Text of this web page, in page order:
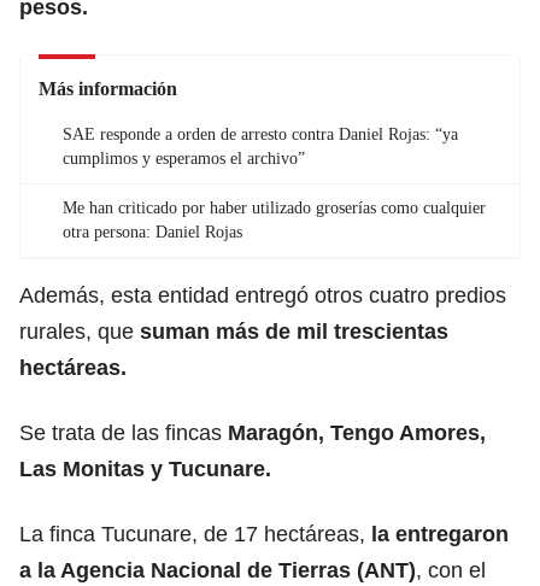
pesos.
Más información
SAE responde a orden de arresto contra Daniel Rojas: “ya
cumplimos y esperamos el archivo”
Me han criticado por haber utilizado groserías como cualquier
otra persona: Daniel Rojas
Además, esta entidad entregó otros cuatro predios
rurales, que suman más de mil trescientas
hectáreas.
Se trata de las fincas Maragón, Tengo Amores,
Las Monitas y Tucunare.
La finca Tucunare, de 17 hectáreas, la entregaron
a la Agencia Nacional de Tierras (ANT), con el